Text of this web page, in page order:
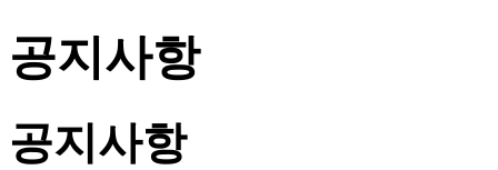
공지사항
공지사항